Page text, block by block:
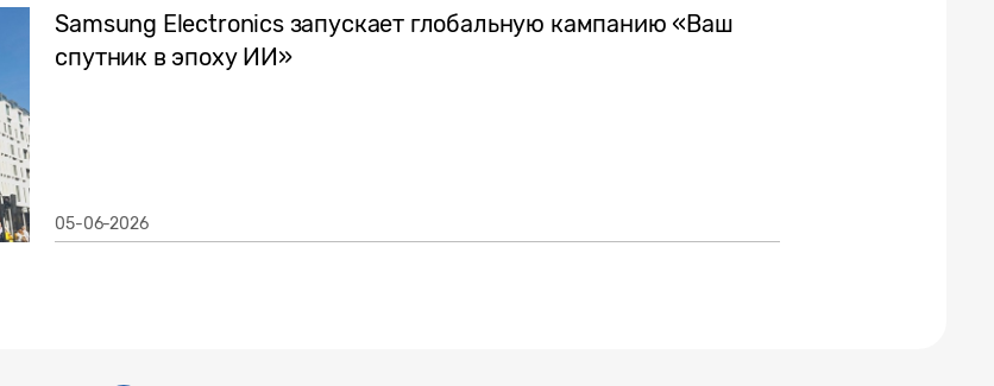
Samsung Electronics запускает глобальную кампанию «Ваш
спутник в эпоху ИИ»
05-06-2026